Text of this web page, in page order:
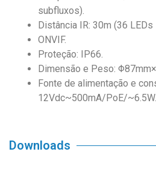
subfluxos).
Distância IR: 30m (36 LEDs
ONVIF.
Proteção: IP66.
Dimensão e Peso:
Fonte de alimentação e
12Vdc~500mA/PoE/~6.5W.
Downloads